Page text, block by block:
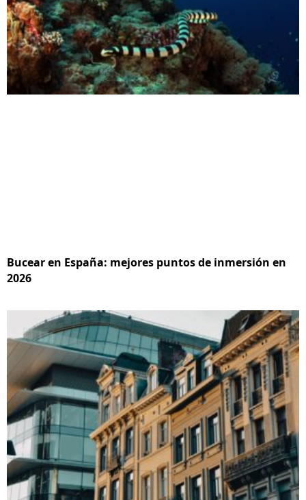
Bucear en España: mejores puntos de inmersión en
2026